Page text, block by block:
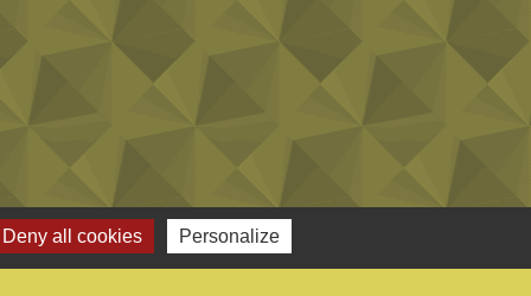
Deny all cookies Personalize